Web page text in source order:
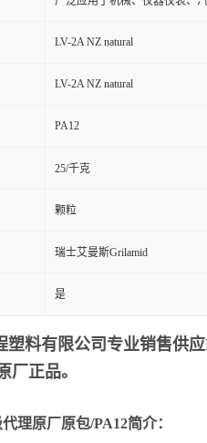
LV-2A NZ natural
LV-2A NZ natural
PA12
25/千克
颗粒
瑞士艾曼斯Grilamid
是
料有限公司专业销售供
厂正品。
理原厂原包/PA12简介：